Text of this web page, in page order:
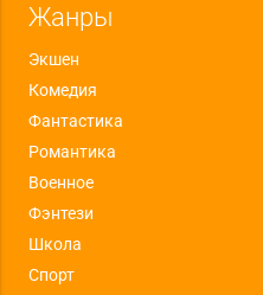
Жанры
Экшен
Комедия
Фантастика
Романтика
Военное
Фэнтези
Школа
Спорт